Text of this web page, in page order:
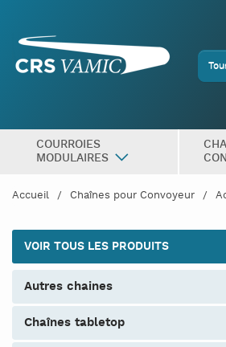
COURROIES
MODULAIRES
Accueil Chaînes pour Convoyeur
VOIR TOUS LES PRODUITS
autres chaines
chaînes tabletop